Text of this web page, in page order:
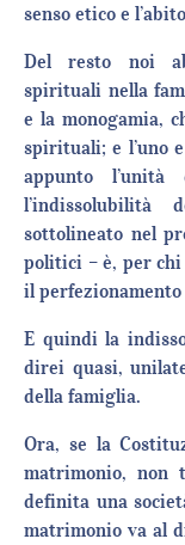
senso etico e
Del resto noi
spirituali nella
e la monogamia,
spirituali; e l’uno
appunto l’unità
l’indissolubilità
sottolineato nel
politici – è, per
il
E quindi la
direi quasi,
della famiglia.
Ora, se la
matrimonio, non
definita una
matrimonio va al